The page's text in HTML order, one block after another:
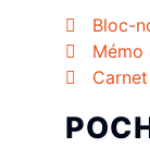
Bloc-
Mémo
Carnet